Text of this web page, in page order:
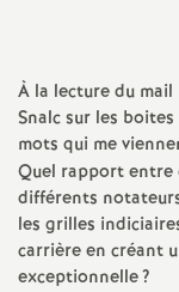
À la lecture du mail
Snalc sur les
mots qui me
Quel rapport entre
différents
les grilles
carrière en créant
exceptionnelle?